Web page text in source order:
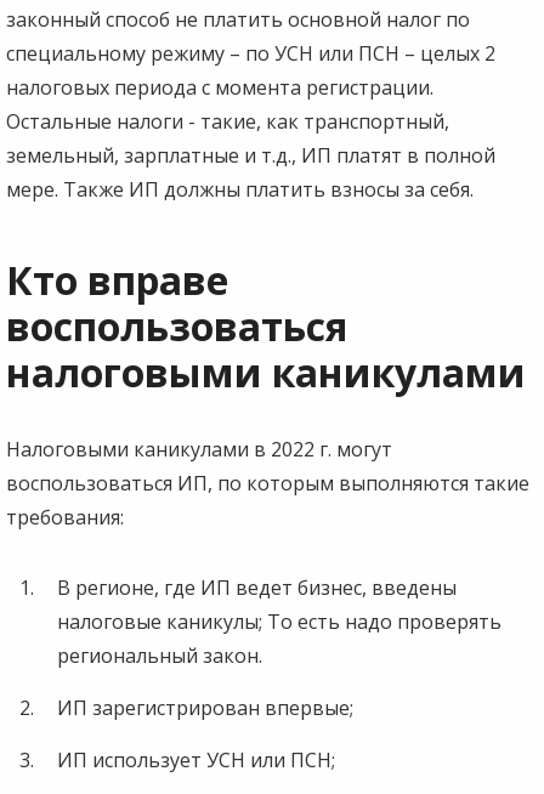
законный способ не платить основной налог по
специальному режиму – по УСН или ПСН – целых 2
налоговых периода с момента регистрации.
Остальные налоги - такие, как транспортный,
земельный, зарплатные и т.д., ИП платят в полной
мере. Также ИП должны платить взносы за себя.
Кто вправе
воспользоваться
налоговыми каникулами
Налоговыми каникулами в 2022 г. могут
воспользоваться ИП, по которым выполняются такие
требования:
В регионе, где ИП ведет бизнес, введены
налоговые каникулы; То есть надо проверять
региональный закон.
ИП зарегистрирован впервые;
ИП использует УСН или ПСН;